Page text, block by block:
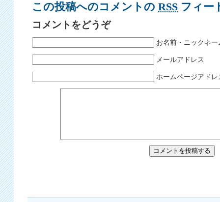
この投稿へのコメントの RSS フィー
コメントをどうぞ
お名前・ニックネー
メールアドレス
ホームページアドレ